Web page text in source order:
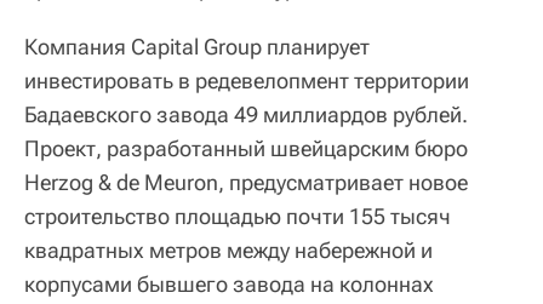
Компания Capital Group планирует
инвестировать в редевелопмент территории
Бадаевского завода 49 миллиардов рублей.
Проект, разработанный швейцарским бюро
Herzog & de Meuron, предусматривает новое
строительство площадью почти 155 тысяч
квадратных метров между набережной и
корпусами бывшего завода на колоннах